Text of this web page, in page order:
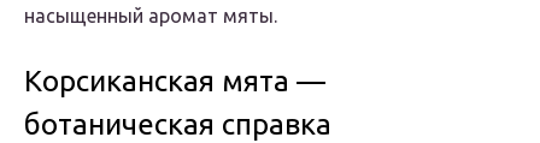
насыщенный аромат мяты.
Корсиканская мята —
ботаническая справка